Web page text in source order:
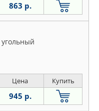
863 р.
Цена Купить
945 р.